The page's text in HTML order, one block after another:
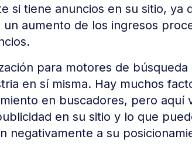
si tiene anuncios en su sitio, ya
un aumento de los ingresos
para motores de
en sí misma. Hay muchos
en buscadores, pero
en su sitio y lo que
negativamente a su